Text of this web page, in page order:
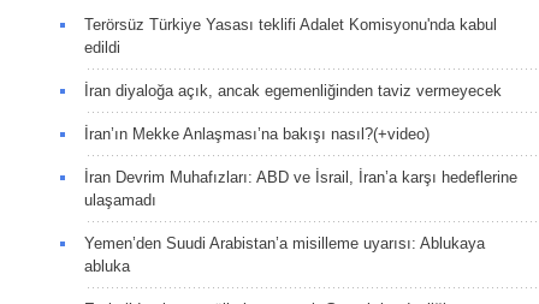
Terörsüz Türkiye Yasası teklifi Adalet Komisyonu'nda kabul
edildi
İran diyaloğa açık, ancak egemenliğinden taviz vermeyecek
İran’ın Mekke Anlaşması’na bakışı nasıl?(+video)
İran Devrim Muhafızları: ABD ve İsrail, İran’a karşı hedeflerine
ulaşamadı
Yemen’den Suudi Arabistan’a misilleme uyarısı: Ablukaya
abluka